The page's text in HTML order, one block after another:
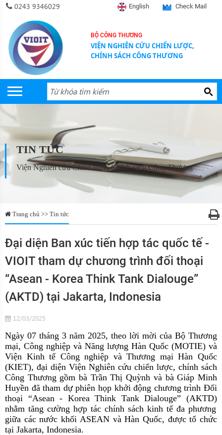
0243 9346029 English Check Mail
BỘ CÔNG THƯƠNG
VIỆN NGHIÊN CỨU CHIẾN LƯỢC,
CHÍNH SÁCH CÔNG THƯƠNG
TIN TỨC
Viện Nghiên cứu Chiến lược, Chính sách Công Thương
Trang chủ >> Tin tức
Đại diện Ban xúc tiến hợp tác quốc tế -
VIOIT tham dự chương trình đối thoại
“Asean - Korea Think Tank Dialouge”
(AKTD) tại Jakarta, Indonesia
12/03/2025
Ngày 07 tháng 3 năm 2025, theo lời mời của Bộ Thương
mại, Công nghiệp và Năng lượng Hàn Quốc (MOTIE) và
Viện Kinh tế Công nghiệp và Thương mại Hàn Quốc
(KIET), đại diện Viện Nghiên cứu chiến lược, chính sách
Công Thương gồm bà Trần Thị Quỳnh và bà Giáp Minh
Huyền đã tham dự phiên họp khởi động chương trình Đối
thoại “Asean- Korea Think Tank Dialouge” (AKTD)
nhằm tăng cường hợp tác chính sách kinh tế đa phương
giữa các nước khối ASEAN và Hàn Quốc, được tổ chức
tại Jakarta, Indonesia.